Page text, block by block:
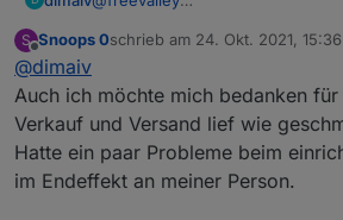
Update Procedere beschreibe ich
Viel Spaß damit.😉
S
Offline
Snoops 0schrieb am 24. Okt. 2021, 15:36
zuletzt editiert von
@dimaiv
Auch ich möchte mich bedanken für
Verkauf und Versand lief wie
Hatte ein paar Probleme beim
im Endeffekt an meiner Person.